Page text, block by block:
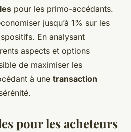
pour les primo-accédants.
jusqu’à 1% sur les
En analysant
aspects et options
de maximiser les
à une transaction
pour les acheteurs